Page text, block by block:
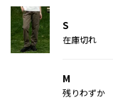
S
在庫切れ
M
残りわずか